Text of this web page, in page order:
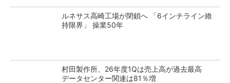
ルネサス高崎工場が閉鎖へ 「6インチライン維
持限界」 操業50年
村田製作所、26年度1Qは売上高が過去最高
データセンター関連は81％増